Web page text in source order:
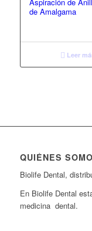
de Amalgama
Leer
QUIÉNES
Biolife Dental,
En Biolife Dental
medicina dental.